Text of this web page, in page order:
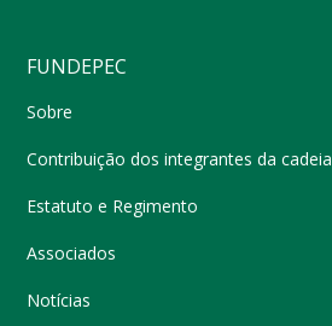
FUNDEPEC
Sobre
Contribuição dos integrantes da cadeia
Estatuto e Regimento
Associados
Notícias